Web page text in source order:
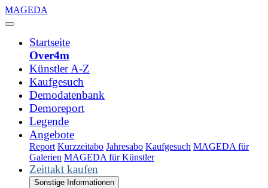
MAGEDA
Startseite
Over4m
Künstler A-Z
Kaufgesuch
Demodatenbank
Demoreport
Legende
Angebote
Report Kurzzeitabo Jahresabo Kaufgesuch MAGEDA für
Galerien MAGEDA für Künstler
Zeittakt kaufen
Sonstige Informationen